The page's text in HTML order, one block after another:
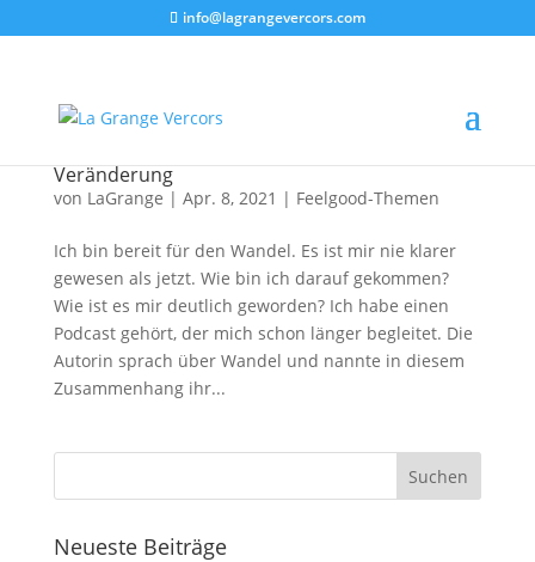
info@lagrangevercors.com
Veränderung
von LaGrange | Apr. 8, 2021 | Feelgood-Themen
Ich bin bereit für den Wandel. Es ist mir nie klarer
gewesen als jetzt. Wie bin ich darauf gekommen?
Wie ist es mir deutlich geworden? Ich habe einen
Podcast gehört, der mich schon länger begleitet. Die
Autorin sprach über Wandel und nannte in diesem
Zusammenhang ihr...
Neueste Beiträge